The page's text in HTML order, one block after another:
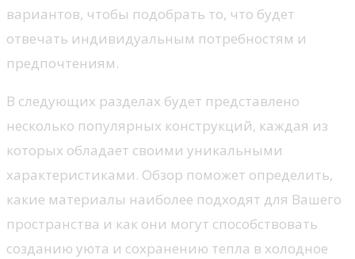
вариантов, чтобы подобрать то, что будет
отвечать индивидуальным потребностям и
предпочтениям.
В следующих разделах будет представлено
несколько популярных конструкций, каждая из
которых обладает своими уникальными
характеристиками. Обзор поможет определить,
какие материалы наиболее подходят для Вашего
пространства и как они могут способствовать
созданию уюта и сохранению тепла в холодное